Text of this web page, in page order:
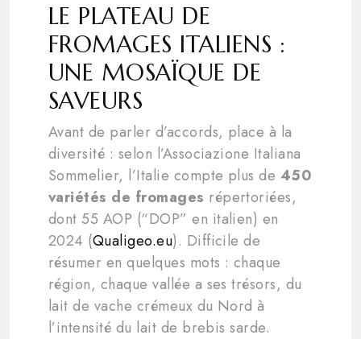
LE PLATEAU DE
FROMAGES ITALIENS :
UNE MOSAÏQUE DE
SAVEURS
Avant de parler d’accords, place à la
diversité : selon l’Associazione Italiana
Sommelier, l’Italie compte plus de 450
variétés de fromages répertoriées,
dont 55 AOP (“DOP” en italien) en
2024 (Qualigeo.eu). Difficile de
résumer en quelques mots : chaque
région, chaque vallée a ses trésors, du
lait de vache crémeux du Nord à
l’intensité du lait de brebis sarde.